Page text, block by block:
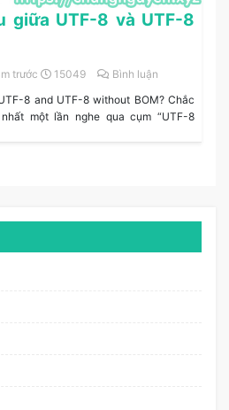
giữa UTF-8 và UTF-8
trước 15049
Bình luận
8 and UTF-8 without BOM? Chắc
một lần nghe qua cụm “UTF-8